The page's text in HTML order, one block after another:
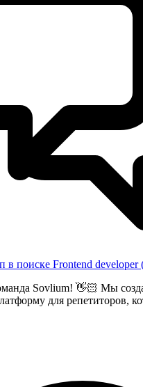
в поиске Frontend developer
Sovlium! 👋🏻 Мы
для репетиторов,